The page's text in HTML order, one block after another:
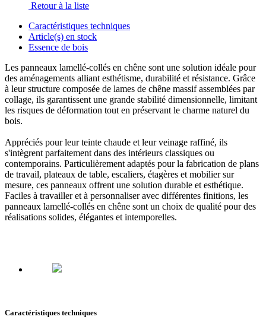
Retour à la liste
Caractéristiques techniques
Article(s) en stock
Essence de bois
Les panneaux lamellé-collés en chêne sont une solution idéale pour
des aménagements alliant esthétisme, durabilité et résistance. Grâce
à leur structure composée de lames de chêne massif assemblées par
collage, ils garantissent une grande stabilité dimensionnelle, limitant
les risques de déformation tout en préservant le charme naturel du
bois.
Appréciés pour leur teinte chaude et leur veinage raffiné, ils
s'intègrent parfaitement dans des intérieurs classiques ou
contemporains. Particulièrement adaptés pour la fabrication de plans
de travail, plateaux de table, escaliers, étagères et mobilier sur
mesure, ces panneaux offrent une solution durable et esthétique.
Faciles à travailler et à personnaliser avec différentes finitions, les
panneaux lamellé-collés en chêne sont un choix de qualité pour des
réalisations solides, élégantes et intemporelles.
Caractéristiques techniques